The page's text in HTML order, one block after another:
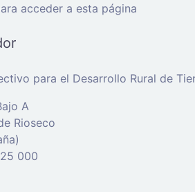
acceder a esta página
para el Desarrollo Rural de
A
Rioseco
000